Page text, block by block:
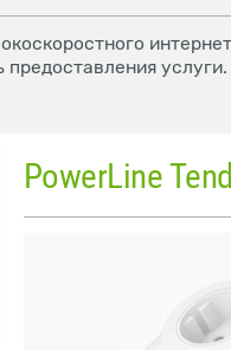
предоставления
PowerLine